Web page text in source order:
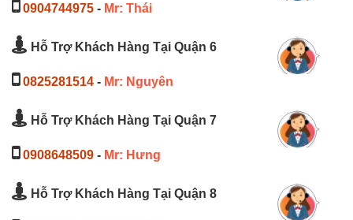
0904744975 - Mr: Thái
Hỗ Trợ Khách Hàng Tại Quận 6
0825281514 - Mr: Nguyên
Hỗ Trợ Khách Hàng Tại Quận 7
0908648509 - Mr: Hưng
Hỗ Trợ Khách Hàng Tại Quận 8